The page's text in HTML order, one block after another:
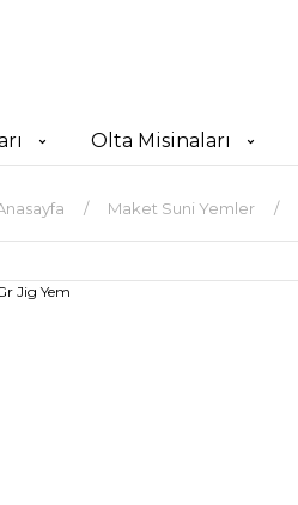
Olta Misinaları
Maket Suni Yemler